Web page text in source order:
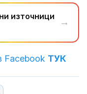
източници
→
Facebook ТУК